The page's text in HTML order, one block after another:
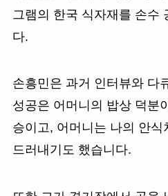
그램의 한국 식자재를 손수
다.
손흥민은 과거 인터뷰와 다
성공은 어머니의 밥상 덕분
승이고, 어머니는 나의 안식
드러내기도 했습니다.